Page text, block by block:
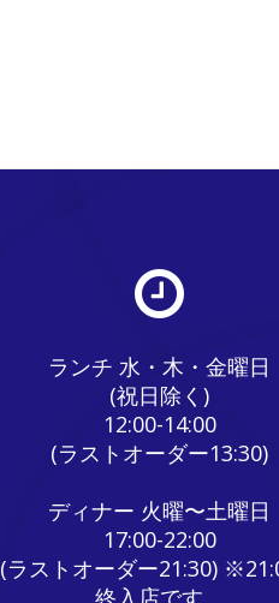
ランチ 水・木・金曜日
(祝日除く)
12:00-14:00
(ラストオーダー13:30)
ディナー 火曜〜土曜日
17:00-22:00
(ラストオーダー21:30)
終入店です。